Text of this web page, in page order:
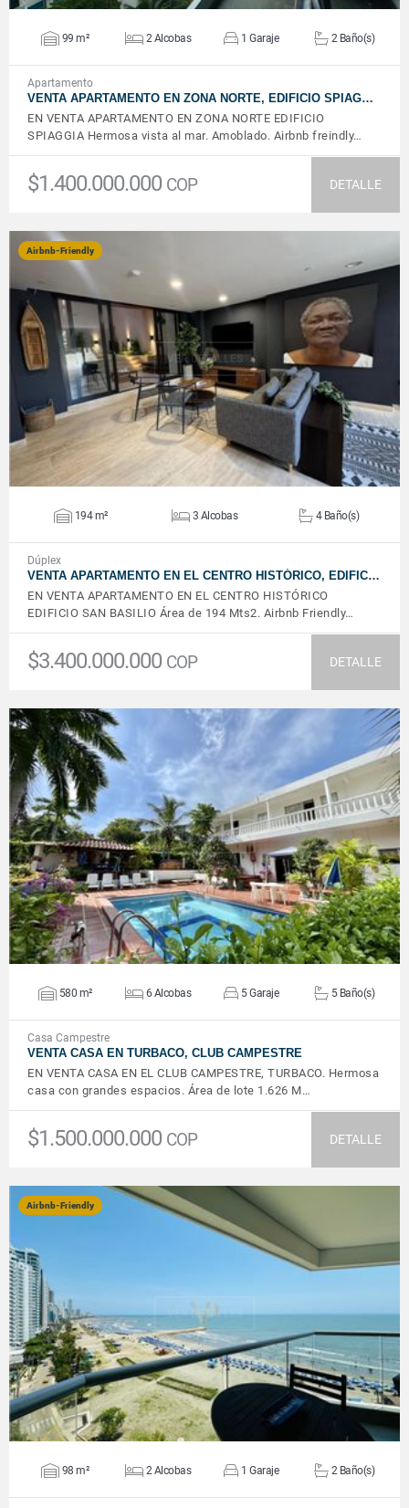
99 m² 2 Alcobas 1 Garaje 2 Baño(s)
Apartamento
VENTA APARTAMENTO EN ZONA NORTE, EDIFICIO SPIAG…
EN VENTA APARTAMENTO EN ZONA NORTE EDIFICIO
SPIAGGIA Hermosa vista al mar. Amoblado. Airbnb freindly…
$1.400.000.000 COP DETALLE
Airbnb-Friendly
VER DETALLES
194 m² 3 Alcobas 4 Baño(s)
Dúplex
VENTA APARTAMENTO EN EL CENTRO HISTÓRICO, EDIFIC…
EN VENTA APARTAMENTO EN EL CENTRO HISTÓRICO
EDIFICIO SAN BASILIO Área de 194 Mts2. Airbnb Friendly…
$3.400.000.000 COP DETALLE
VER DETALLES
580 m² 6 Alcobas 5 Garaje 5 Baño(s)
Casa Campestre
VENTA CASA EN TURBACO, CLUB CAMPESTRE
EN VENTA CASA EN EL CLUB CAMPESTRE, TURBACO. Hermosa
casa con grandes espacios. Área de lote 1.626 M…
$1.500.000.000 COP DETALLE
Airbnb-Friendly
VER DETALLES
98 m² 2 Alcobas 1 Garaje 2 Baño(s)